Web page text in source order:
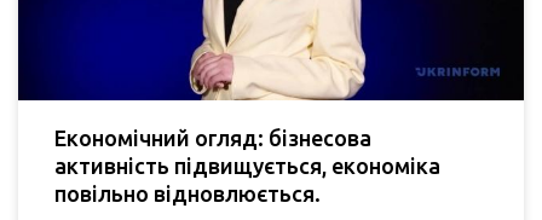
Економічний огляд: бізнесова
активність підвищується, економіка
повільно відновлюється.